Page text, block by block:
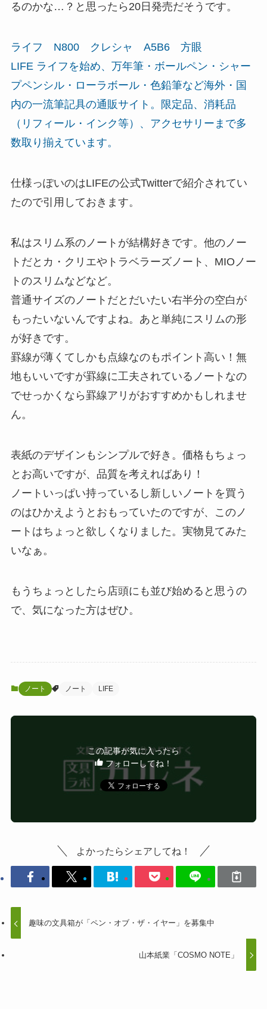
るのかな…？と思ったら20日発売だそうです。
ライフ N800 クレシャ A5B6 方眼
LIFE ライフを始め、万年筆・ボールペン・シャー
プペンシル・ローラボール・色鉛筆など海外・国
内の一流筆記具の通販サイト。限定品、消耗品
（リフィール・インク等）、アクセサリーまで多
数取り揃えています。
仕様っぽいのはLIFEの公式Twitterで紹介されてい
たので引用しておきます。
私はスリム系のノートが結構好きです。他のノー
トだとカ・クリエやトラベラーズノート、MIOノー
トのスリムなどなど。
普通サイズのノートだとだいたい右半分の空白が
もったいないんですよね。あと単純にスリムの形
が好きです。
罫線が薄くてしかも点線なのもポイント高い！無
地もいいですが罫線に工夫されているノートなの
でせっかくなら罫線アリがおすすめかもしれませ
ん。
表紙のデザインもシンプルで好き。価格もちょっ
とお高いですが、品質を考えればあり！
ノートいっぱい持っているし新しいノートを買う
のはひかえようとおもっていたのですが、このノ
ートはちょっと欲しくなりました。実物見てみた
いなぁ。
もうちょっとしたら店頭にも並び始めると思うの
で、気になった方はぜひ。
ノート ノート LIFE
この記事が気に入ったら
フォローしてね！
よかったらシェアしてね！
趣味の文具箱が「ペン・オブ・ザ・イヤー」を募集中
山本紙業「COSMO NOTE」